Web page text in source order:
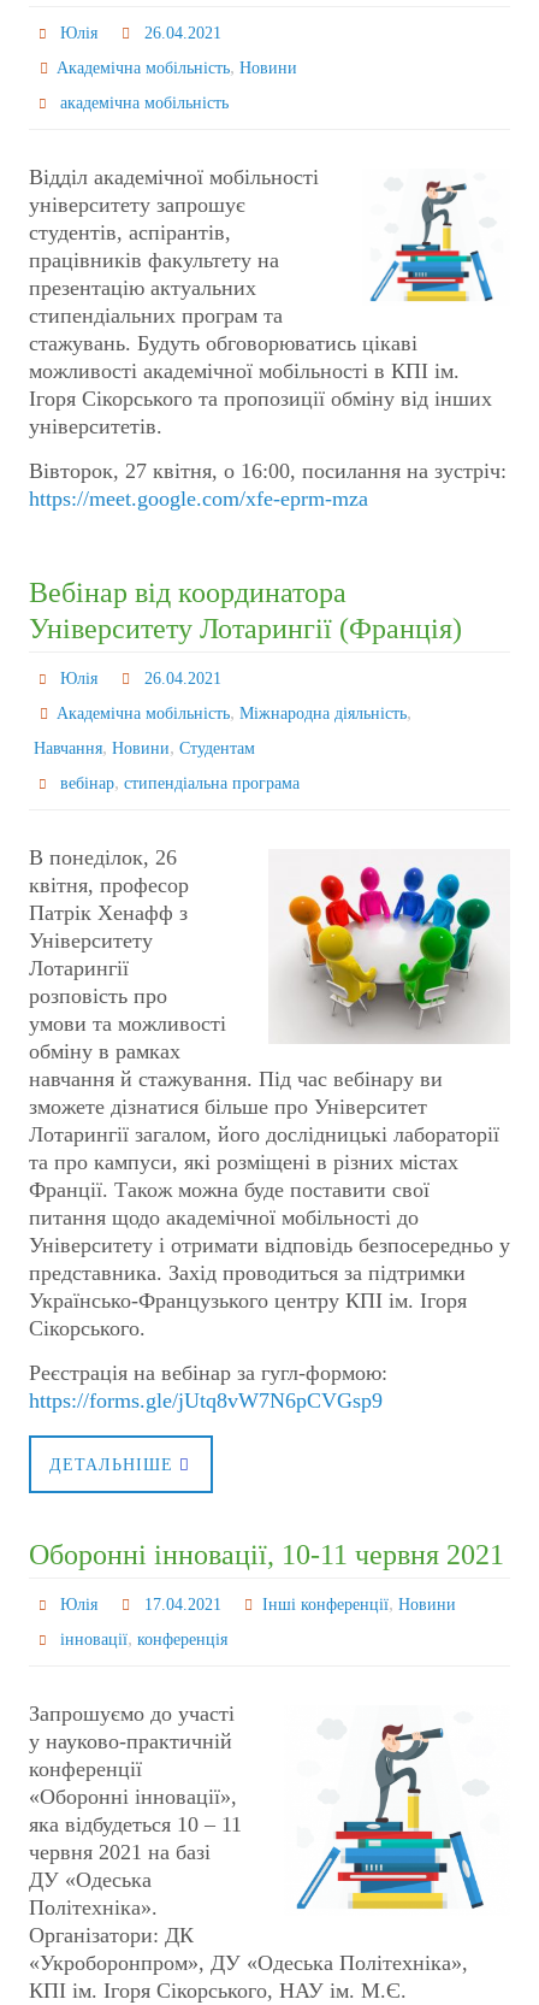
Юлія
26.04.2021
Академічна мобільність,Новини
академічна мобільність
Відділ академічної мобільності
університету запрошує
студентів, аспірантів,
працівників факультету на
презентацію актуальних
стипендіальних програм та
стажувань. Будуть обговорюватись цікаві
можливості академічної мобільності в КПІ ім.
Ігоря Сікорського та пропозиції обміну від інших
університетів.
Вівторок, 27 квітня, о 16:00, посилання на зустріч:
https://meet.google.com/xfe-eprm-mza
Вебінар від координатора
Університету Лотарингії (Франція)
Юлія
26.04.2021
Академічна мобільність,Міжнародна діяльність,
Навчання, Новини, Студентам
вебінар,стипендіальна програма
В понеділок, 26
квітня, професор
Патрік Хенафф з
Університету
Лотарингії
розповість про
умови та можливості
обміну в рамках
навчання й стажування. Під час вебінару ви
зможете дізнатися більше про Університет
Лотарингії загалом, його дослідницькі лабораторії
та про кампуси, які розміщені в різних містах
Франції. Також можна буде поставити свої
питання щодо академічної мобільності до
Університету і отримати відповідь безпосередньо у
представника. Захід проводиться за підтримки
Українсько-Французького центру КПІ ім. Ігоря
Сікорського.
Реєстрація на вебінар за гугл-формою:
https://forms.gle/jUtq8vW7N6pCVGsp9
ДЕТАЛЬНІШЕ
Оборонні інновації, 10-11 червня 2021
Юлія 17.04.2021 Інші конференції, Новини
інновації,конференція
Запрошуємо до участі
у науково-практичній
конференції
«Оборонні інновації»,
яка відбудеться 10 – 11
червня 2021 на базі
ДУ «Одеська
Політехніка».
Організатори: ДК
«Укроборонпром», ДУ «Одеська Політехніка»,
КПІ ім. Ігоря Сікорського, НАУ ім. М.Є.